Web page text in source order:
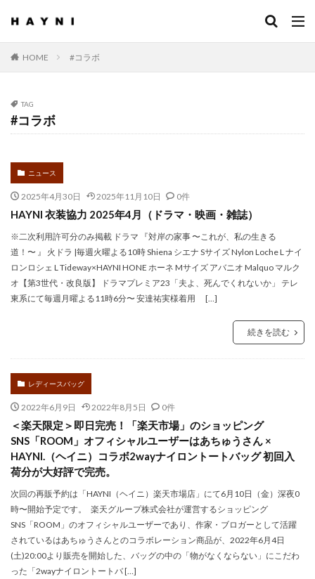
HOME #コラボ
TAG
#コラボ
ニュース
2025年4月30日 2025年11月10日 0件
HAYNI 衣装協力 2025年4月（ドラマ・映画・雑誌）
※二次利用許可分のみ掲載 ドラマ 『対岸の家事 〜これが、私の生きる
道！〜 』 火ドラ |毎週火曜よる10時 Shiena シエナ Sサイズ Nylon Loche L ナイ
ロンロシェ L Tideway×HAYNI HONE ホーネ Mサイズ アバニオ Malquo マルク
オ【第3世代・改良版】 ドラマプレミア23「夫よ、死んでくれないか」 テレ
東系にて毎週月曜よる11時6分〜 安達祐実様着用 […]
続きを読む
レディースバッグ
2022年6月9日 2022年8月5日 0件
＜楽天限定＞即日完売！「楽天市場」のショッピング
SNS「ROOM」オフィシャルユーザーはあちゅうさん ×
HAYNI.（ヘイニ）コラボ2wayナイロントートバッグ 初回入
荷分が大好評で完売。
次回の再販予約は「HAYNI（ヘイニ）楽天市場店」にて6月10日（金）深夜0
時〜開始予定です。 楽天グループ株式会社が運営するショッピング
SNS「ROOM」のオフィシャルユーザーであり、作家・ブロガーとして活躍
されているはあちゅうさんとのコラボレーション商品が、2022年6月4日
(土)20:00より販売を開始した、バッグの中の「物がなくならない」にこだわ
った「2wayナイロントートバ […]